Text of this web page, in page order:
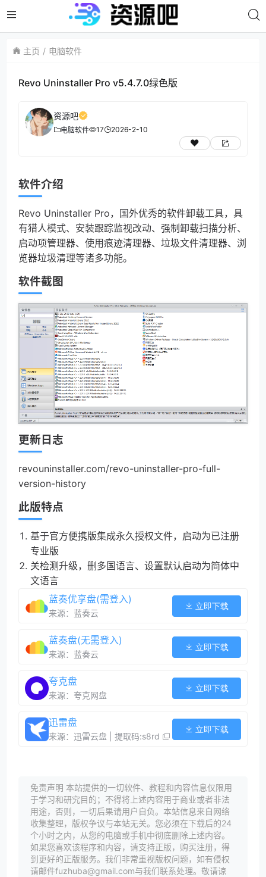
主页 电脑软件
Revo Uninstaller Pro v5.4.7.0绿色版
资源吧
电脑软件 17 2026-2-10
软件介绍
Revo Uninstaller Pro，国外优秀的软件卸载工具，具
有猎人模式、安装跟踪监视改动、强制卸载扫描分析、
启动项管理器、使用痕迹清理器、垃圾文件清理器、浏
览器垃圾清理等诸多功能。
软件截图
更新日志
revouninstaller.com/revo-uninstaller-pro-full-
version-history
此版特点
基于官方便携版集成永久授权文件，启动为已注册
专业版
关检测升级，删多国语言、设置默认启动为简体中
文语言
蓝奏优享盘(需登入)
来源：蓝奏云
立即下载
蓝奏盘(无需登入)
来源：蓝奏云
立即下载
夸克盘
来源：夸克网盘
立即下载
迅雷盘
来源：迅雷云盘 | 提取码:s8rd
立即下载
免责声明 本站提供的一切软件、教程和内容信息仅限用
于学习和研究目的；不得将上述内容用于商业或者非法
用途，否则，一切后果请用户自负。本站信息来自网络
收集整理，版权争议与本站无关。您必须在下载后的24
个小时之内，从您的电脑或手机中彻底删除上述内容。
如果您喜欢该程序和内容，请支持正版，购买注册，得
到更好的正版服务。我们非常重视版权问题，如有侵权
请邮件fuzhuba@gmail.com与我们联系处理。敬请谅